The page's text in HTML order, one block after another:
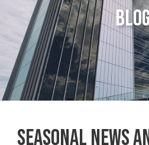
Seasonal News